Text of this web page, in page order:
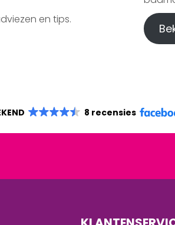
en tips.
8 recensies